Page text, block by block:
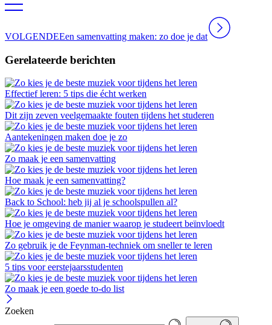
VOLGENDEEen samenvatting maken: zo doe je dat
Gerelateerde berichten
Effectief leren: 5 tips die écht werken
Dit zijn zeven veelgemaakte fouten tijdens het studeren
Aantekeningen maken doe je zo
Zo maak je een samenvatting
Hoe maak je een samenvatting?
Back to School: heb jij al je schoolspullen al?
Hoe je omgeving de manier waarop je studeert beïnvloedt
Zo gebruik je de Feynman-techniek om sneller te leren
5 tips voor eerstejaarsstudenten
Zo maak je een goede to-do list
Zoeken